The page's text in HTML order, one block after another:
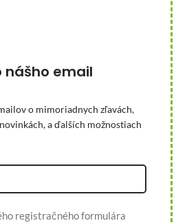
nášho email
o mimoriadnych zľavách,
a ďalších možnostiach
registračného formulára